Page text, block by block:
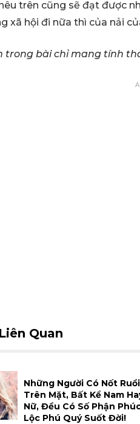
trên cũng sẽ đạt được
xã hội đi nữa thì của nải
trong bài chỉ mang tính
Quan
Những Người Có Nốt Ruồi
Trên Mặt, Bất Kể Nam
Nữ, Đều Có Số Phận
Lộc Phú Quý Suốt Đời!